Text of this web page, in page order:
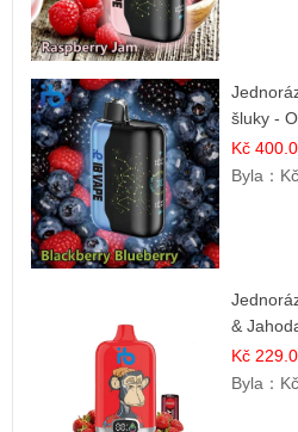
šluky -
Kč
Byla：
&
Kč
Byla：